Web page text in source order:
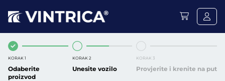
KORAK 1
Odaberite
proizvod
KORAK 2
Unesite vozilo
KORAK 3
Provjerite i krenite na put